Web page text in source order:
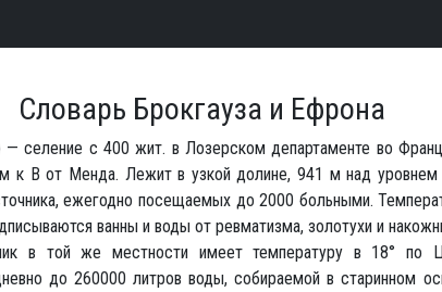
Словарь Брокгауза и Ефрона
— селение с 400 жит. в Лозерском департаменте во
к В от Менда. Лежит в узкой долине, 941 м над
ежегодно посещаемых до 2000 больными.
ванны и воды от ревматизма, золотухи и
в той же местности имеет температуру в 18° по
до 260000 литров воды, собираемой в старинном